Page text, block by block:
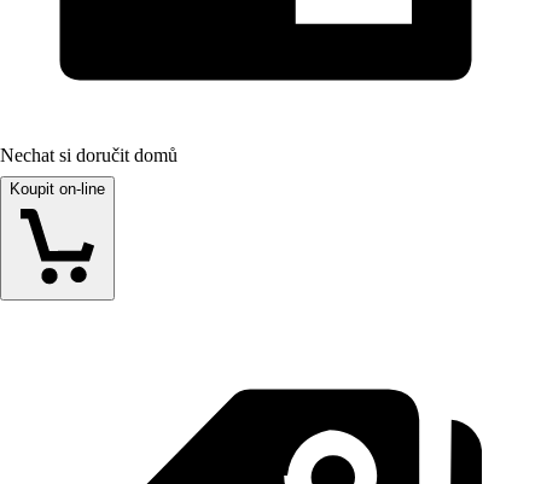
Nechat si doručit domů
Koupit on-line